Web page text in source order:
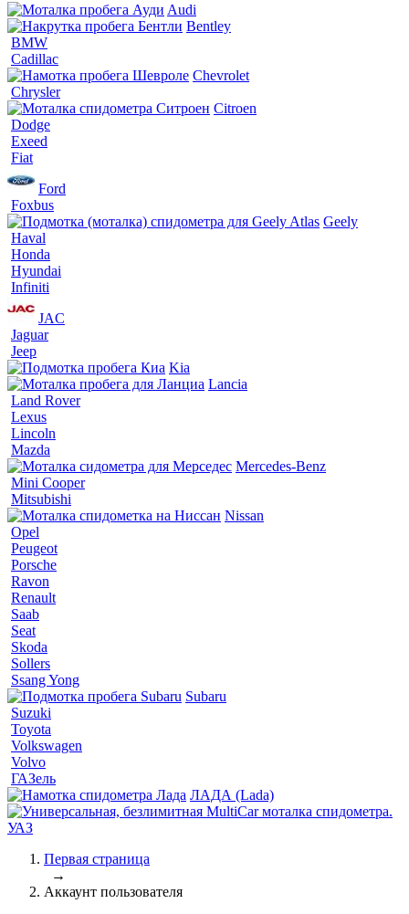
Audi
Bentley
BMW
Cadillac
Chevrolet
Chrysler
Citroen
Dodge
Exeed
Fiat
Ford
Foxbus
Geely
Haval
Honda
Hyundai
Infiniti
JAC
Jaguar
Jeep
Kia
Lancia
Land Rover
Lexus
Lincoln
Mazda
Mercedes-Benz
Mini Cooper
Mitsubishi
Nissan
Opel
Peugeot
Porsche
Ravon
Renault
Saab
Seat
Skoda
Sollers
Ssang Yong
Subaru
Suzuki
Toyota
Volkswagen
Volvo
ГАЗель
ЛАДА (Lada)
УАЗ
Первая страница
→
Аккаунт пользователя